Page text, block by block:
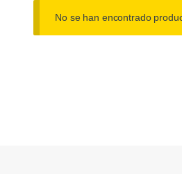
No se han encontrado